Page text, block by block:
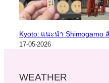
Kyoto: แนะนำ Shimogamo
17-05-2026
WEATHER